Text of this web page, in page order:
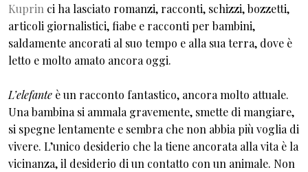
Kuprin ci ha lasciato romanzi, racconti, schizzi, bozzetti,
articoli giornalistici, fiabe e racconti per bambini,
saldamente ancorati al suo tempo e alla sua terra, dove è
letto e molto amato ancora oggi.
L’elefante è un racconto fantastico, ancora molto attuale.
Una bambina si ammala gravemente, smette di mangiare,
si spegne lentamente e sembra che non abbia più voglia di
vivere. L’unico desiderio che la tiene ancorata alla vita è la
vicinanza, il desiderio di un contatto con un animale. Non